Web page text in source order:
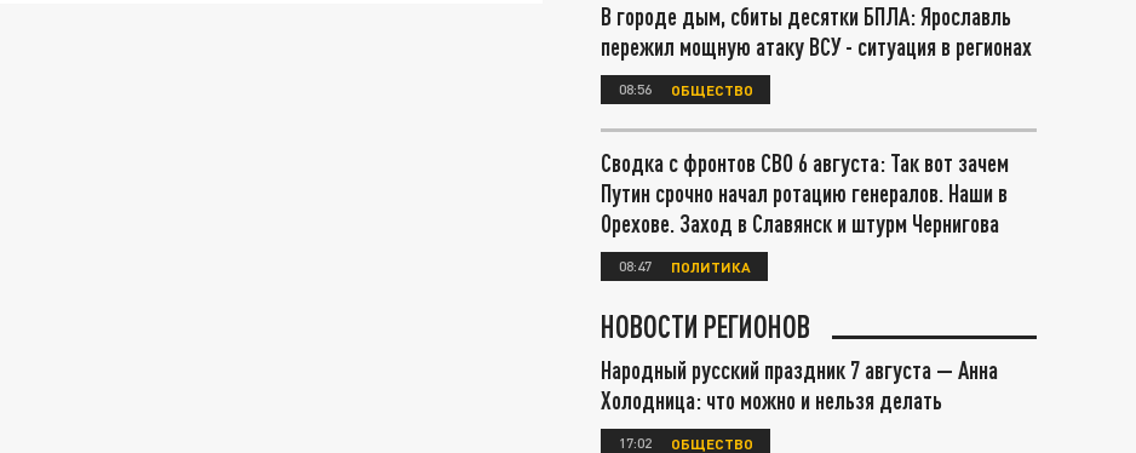
В городе дым, сбиты десятки БПЛА: Ярославль
пережил мощную атаку ВСУ - ситуация в регионах
08:56 ОБЩЕСТВО
Сводка с фронтов СВО 6 августа: Так вот зачем
Путин срочно начал ротацию генералов. Наши в
Орехове. Заход в Славянск и штурм Чернигова
08:47 ПОЛИТИКА
НОВОСТИ РЕГИОНОВ
Народный русский праздник 7 августа — Анна
Холодница: что можно и нельзя делать
17:02 ОБЩЕСТВО